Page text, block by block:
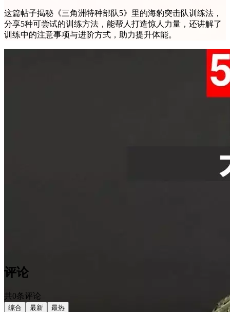
这篇帖子揭秘《三角洲特种部队5》里的海豹突击队训练法，
分享5种可尝试的训练方法，能帮人打造惊人力量，还讲解了
训练中的注意事项与进阶方式，助力提升体能。
评论
共0条评论
综合 最新 最热